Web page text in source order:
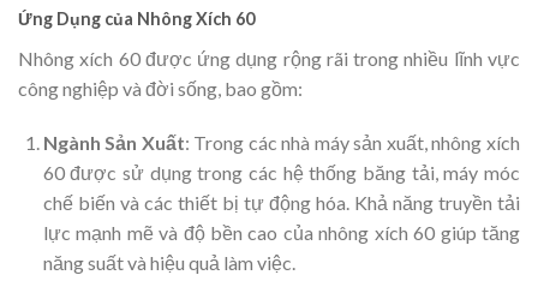
Ứng Dụng của Nhông Xích 60
Nhông xích 60 được ứng dụng rộng rãi trong nhiều lĩnh vực
công nghiệp và đời sống, bao gồm:
Ngành Sản Xuất: Trong các nhà máy sản xuất, nhông xích
60 được sử dụng trong các hệ thống băng tải, máy móc
chế biến và các thiết bị tự động hóa. Khả năng truyền tải
lực mạnh mẽ và độ bền cao của nhông xích 60 giúp tăng
năng suất và hiệu quả làm việc.